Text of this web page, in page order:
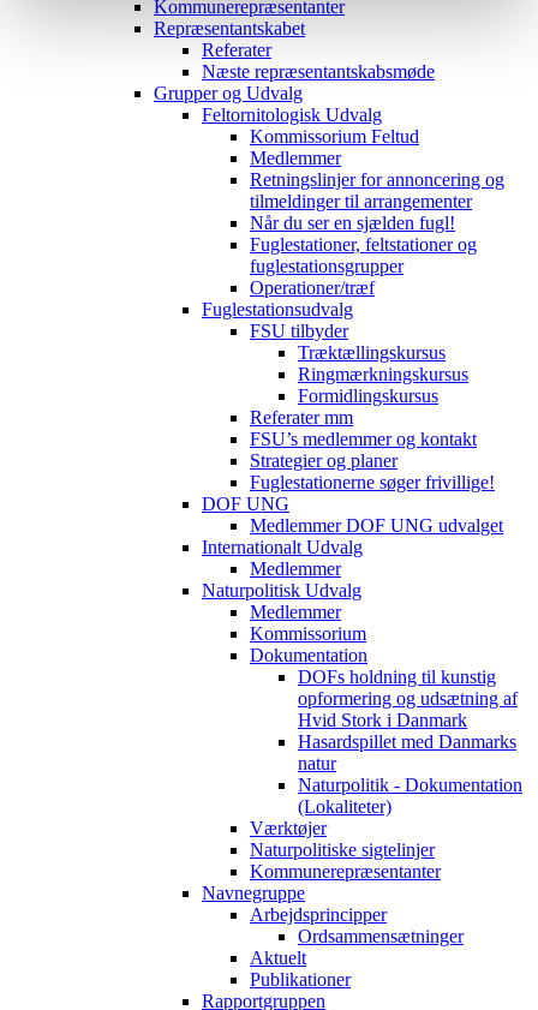
Kommunerepræsentanter
Repræsentantskabet
Referater
Næste repræsentantskabsmøde
Grupper og Udvalg
Feltornitologisk Udvalg
Kommissorium Feltud
Medlemmer
Retningslinjer for annoncering og
tilmeldinger til arrangementer
Når du ser en sjælden fugl!
Fuglestationer, feltstationer og
fuglestationsgrupper
Operationer/træf
Fuglestationsudvalg
FSU tilbyder
Træktællingskursus
Ringmærkningskursus
Formidlingskursus
Referater mm
FSU’s medlemmer og kontakt
Strategier og planer
Fuglestationerne søger frivillige!
DOF UNG
Medlemmer DOF UNG udvalget
Internationalt Udvalg
Medlemmer
Naturpolitisk Udvalg
Medlemmer
Kommissorium
Dokumentation
DOFs holdning til kunstig
opformering og udsætning af
Hvid Stork i Danmark
Hasardspillet med Danmarks
natur
Naturpolitik - Dokumentation
(Lokaliteter)
Værktøjer
Naturpolitiske sigtelinjer
Kommunerepræsentanter
Navnegruppe
Arbejdsprincipper
Ordsammensætninger
Aktuelt
Publikationer
Rapportgruppen